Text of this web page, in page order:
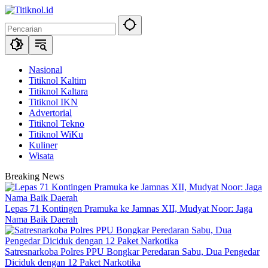
Langsung
konten
Nasional
Titiknol Kaltim
Titiknol Kaltara
Titiknol IKN
Advertorial
Titiknol Tekno
Titiknol WiKu
Kuliner
Wisata
Breaking News
Lepas 71 Kontingen Pramuka ke Jamnas XII, Mudyat Noor: Jaga
Nama Baik Daerah
Satresnarkoba Polres PPU Bongkar Peredaran Sabu, Dua Pengedar
Diciduk dengan 12 Paket Narkotika